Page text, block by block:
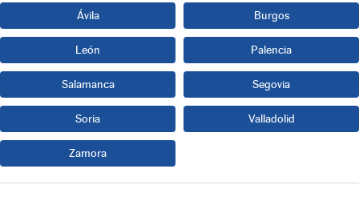
Ávila Burgos
León Palencia
Salamanca Segovia
Soria Valladolid
Zamora